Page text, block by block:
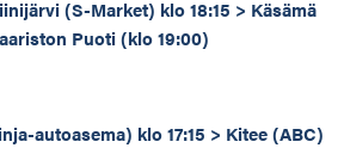
(S-Market) klo 18:15 > Käsämä
Puoti (klo 19:00)
autoasema) klo 17:15 > Kitee (ABC)